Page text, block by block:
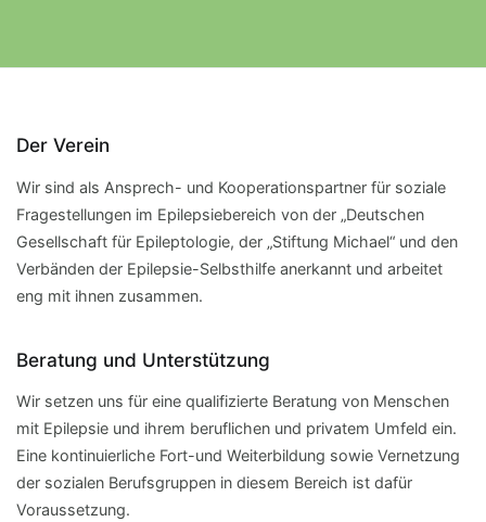
Der Verein
Wir sind als Ansprech- und Kooperationspartner für soziale
Fragestellungen im Epilepsiebereich von der „Deutschen
Gesellschaft für Epileptologie, der „Stiftung Michael“ und den
Verbänden der Epilepsie-Selbsthilfe anerkannt und arbeitet
eng mit ihnen zusammen.
Beratung und Unterstützung
Wir setzen uns für eine qualifizierte Beratung von Menschen
mit Epilepsie und ihrem beruflichen und privatem Umfeld ein.
Eine kontinuierliche Fort-und Weiterbildung sowie Vernetzung
der sozialen Berufsgruppen in diesem Bereich ist dafür
Voraussetzung.